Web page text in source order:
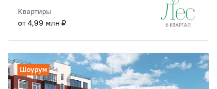
Квартиры
от 4,99 млн ₽
Шоурум